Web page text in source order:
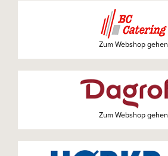
Zum Webshop gehen
Zum Webshop gehen